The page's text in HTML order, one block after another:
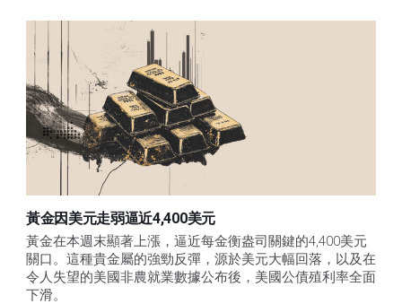
黃金因美元走弱逼近4,400美元
黃金在本週末顯著上漲，逼近每金衡盎司關鍵的4,400美元
關口。這種貴金屬的強勁反彈，源於美元大幅回落，以及在
令人失望的美國非農就業數據公布後，美國公債殖利率全面
下滑。